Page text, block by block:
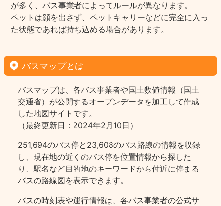
が多く、バス事業者によってルールが異なります。
ペットは顔を出さず、ペットキャリーなどに完全に入っ
た状態であれば持ち込める場合があります。
バスマップとは
バスマップは、各バス事業者や国土数値情報（国土
交通省）が公開するオープンデータを加工して作成
した地図サイトです。
（最終更新日：2024年2月10日）
251,694のバス停と23,608のバス路線の情報を収録
し、現在地の近くのバス停を位置情報から探した
り、駅名など目的地のキーワードから付近に停まる
バスの路線図を表示できます。
バスの時刻表や運行情報は、各バス事業者の公式サ